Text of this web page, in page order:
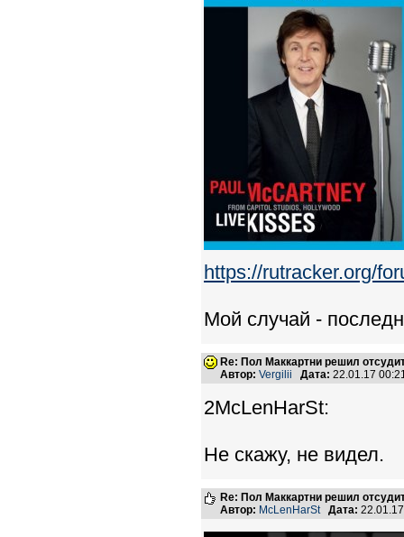
https://rutracker.org/
Мой случай -
Re: Пол Маккартни решил
Автор: Vergilii Дата: 22.01.17
2McLenHarSt:
Не скажу, не видел.
Re: Пол Маккартни решил
Автор: McLenHarSt Дата: